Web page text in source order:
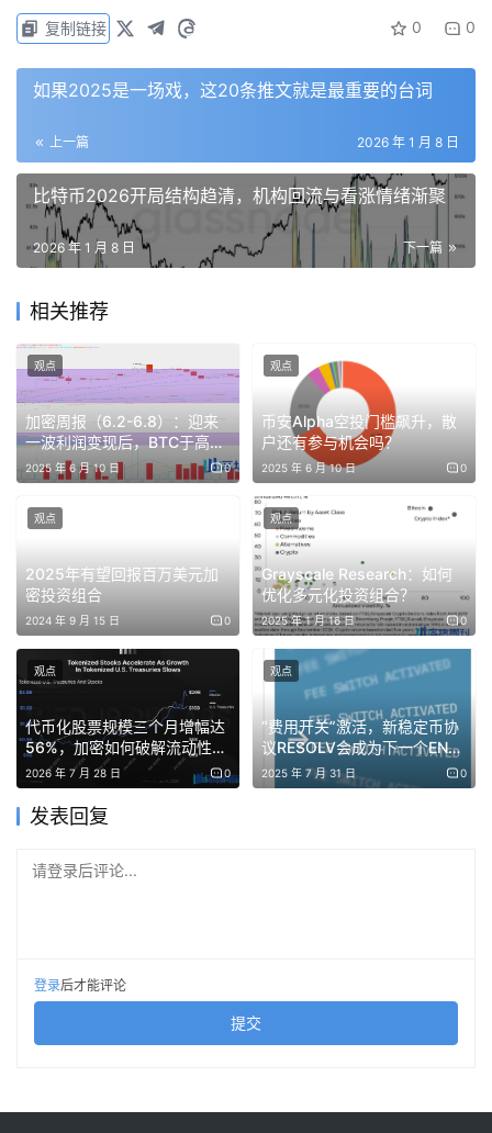
99%）分散在众多品牌代币的长尾中，每种代币都位于自己
的链上，拥有不同的流动性、费用和兑换路径。做市商赚取
的局面，恰恰是稳定币试图解决的问题。
《财富》500 强公司应当意识到，稳定币极其有用，但发行
稳定币并非稳赢之举。少数精选的公司将能借此获得分发渠
道、降低成本并强化其生态系统。而其他许多公司则可能在
承担运营负担的同时，无法获得明确的回报。
真正的竞争优势来自于如何将稳定币作为「支付导轨」嵌入
产品，而不是仅仅在代币上贴个自家品牌的标签。
为何稳定币在传统金融中获得青睐
稳定币为传统公司解决了遗留支付轨道未能解决的具体运营
问题。这些好处很容易理解：结算成本更低、资金到账更
快、跨境覆盖更广、中间环节更少。当一个平台每天处理数
百万笔交易，年交易总额（TPV）达数十亿甚至数万亿美元
时，微小的改进会复合成显著的经济效益。
1. 更低的结算成本
大多数消费者平台接受卡支付，并为每笔交易支付交换费。
在美国，这些费用可能占交易金额的约 1%-3%，加上三大
说，这是一个极具吸引力的杠杆。请注意，它们无需用稳定
币完全替代卡片支付，只需覆盖一部分交易量即可实现成本
0 0
复制链接
如果2025是一场戏，这20条推文就是最重要的台词
上一篇 2026 年 1 月 8 日
比特币2026开局结构趋清，机构回流与看涨情绪渐聚
下一篇
2026 年 1 月 8 日
相关推荐
加密周报（6.2-6.8）：迎来
一波利润变现后，BTC于高位
盘整
2025 年 6 月 10 日 0
观点
币安Alpha空投门槛飙升，散
户还有参与机会吗？
2025 年 6 月 10 日 0
观点
2025年有望回报百万美元加
密投资组合
2024 年 9 月 15 日 0
观点
Grayscale Research：如何
优化多元化投资组合？
2025 年 1 月 16 日 0
观点
代币化股票规模三个月增幅达
56%，加密如何破解流动性碎
片化困局？
2026 年 7 月 28 日 0
观点
“费用开关”激活，新稳定币协
议RESOLV会成为下一个ENA
吗？
2025 年 7 月 31 日 0
观点
发表回复
请登录后评论...
登录后才能评论
提交